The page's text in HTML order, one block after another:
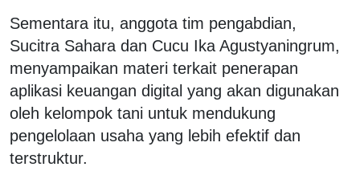
Sementara itu, anggota tim pengabdian,
Sucitra Sahara dan Cucu Ika Agustyaningrum,
menyampaikan materi terkait penerapan
aplikasi keuangan digital yang akan digunakan
oleh kelompok tani untuk mendukung
pengelolaan usaha yang lebih efektif dan
terstruktur.